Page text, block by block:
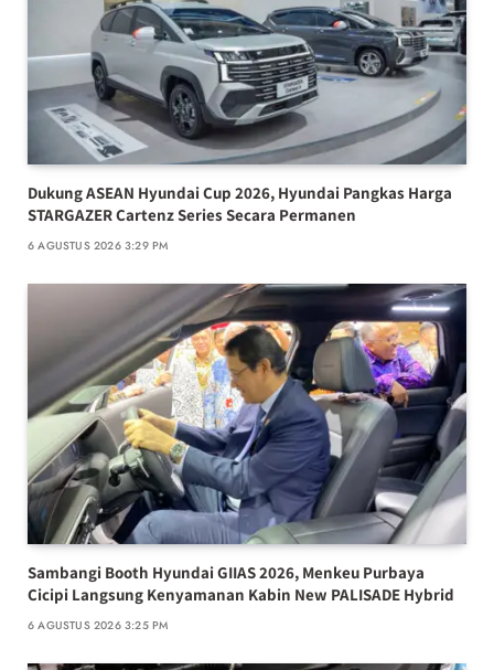
Dukung ASEAN Hyundai Cup 2026, Hyundai Pangkas Harga
STARGAZER Cartenz Series Secara Permanen
6 AGUSTUS 2026 3:29 PM
Sambangi Booth Hyundai GIIAS 2026, Menkeu Purbaya
Cicipi Langsung Kenyamanan Kabin New PALISADE Hybrid
6 AGUSTUS 2026 3:25 PM